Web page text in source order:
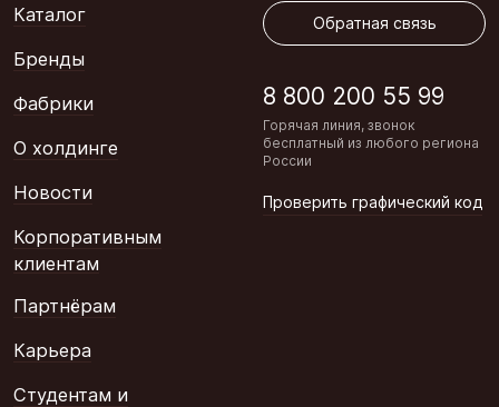
Каталог
Бренды
Фабрики
О холдинге
Новости
Корпоративным
клиентам
Партнёрам
Карьера
Студентам и
Обратная связь
8 800 200 55 99
Горячая линия, звонок
бесплатный из любого региона
России
Проверить графический код